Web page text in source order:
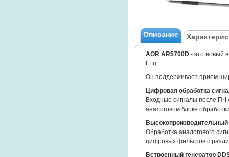
Описание
AOR AR5700D - это новый
ГГц.
Он поддерживает прием
Цифровая обработка
Входные сигналы после ПЧ
аналоговом блоке
Обработка аналогового
цифровых фильтров с
Встроенный генератор